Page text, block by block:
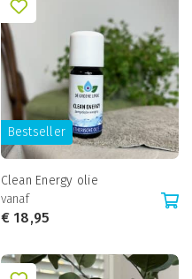
Bestseller
Clean Energy olie
vanaf
€18,95